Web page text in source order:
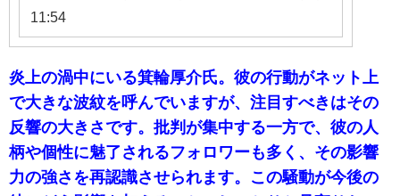
11:54
炎上の渦中にいる箕輪厚介氏。彼の行動がネット上
で大きな波紋を呼んでいますが、注目すべきはその
反響の大きさです。批判が集中する一方で、彼の人
柄や個性に魅了されるフォロワーも多く、その影響
力の強さを再認識させられます。この騒動が今後の